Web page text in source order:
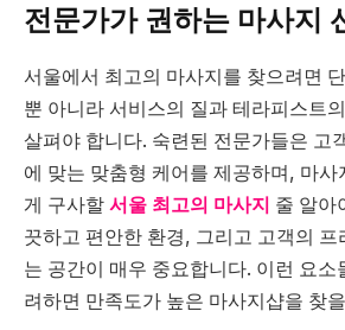
전문가가 권하는 마사지
서울에서 최고의 마사지를 찾으려면
뿐 아니라 서비스의 질과 테라피스트
살펴야 합니다. 숙련된 전문가들은 고
에 맞는 맞춤형 케어를 제공하며, 마
게 구사할 서울 최고의 마사지 줄 알아
끗하고 편안한 환경, 그리고 고객의
는 공간이 매우 중요합니다. 이런 요소
려하면 만족도가 높은 마사지샵을 찾